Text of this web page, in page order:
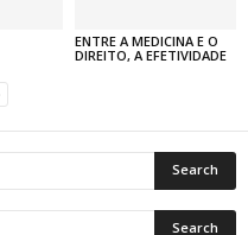
ENTRE A MEDICINA E O
DIREITO, A EFETIVIDADE